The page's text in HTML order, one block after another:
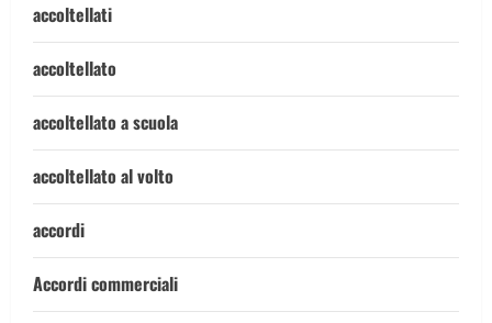
accoltellati
accoltellato
accoltellato a scuola
accoltellato al volto
accordi
Accordi commerciali